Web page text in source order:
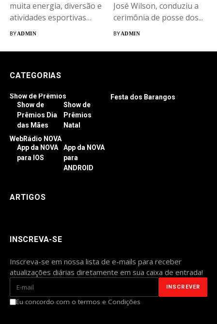
muita energia, diversão e
atividades esportivas
para os...
BYADMIN
José Wilson, conduziu a
cerimônia de posse dos...
BYADMIN
CATEGORIAS
Show de Prêmios
Show de
Prêmios Dia
das Mães
Show de
Prêmios
Natal
Festa dos Barangos
WebRádio NOVA
App da NOVA
para IOS
App da NOVA
para
ANDROID
ARTIGOS
INSCREVA-SE
Inscreva-se em nossa lista de e-mails para receber
atualizações diárias diretamente em sua caixa de entrada!
Eu concordo com o termos e Condições